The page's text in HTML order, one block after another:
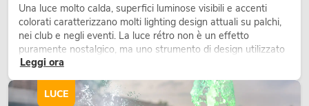
Una luce molto calda, superfici luminose visibili e accenti
colorati caratterizzano molti lighting design attuali su palchi,
nei club e negli eventi. La luce rétro non è un effetto
puramente nostalgico, ma uno strumento di design utilizzato
in modo consapevole: crea atmosfera, dona carattere alle
Leggi ora
LUCE